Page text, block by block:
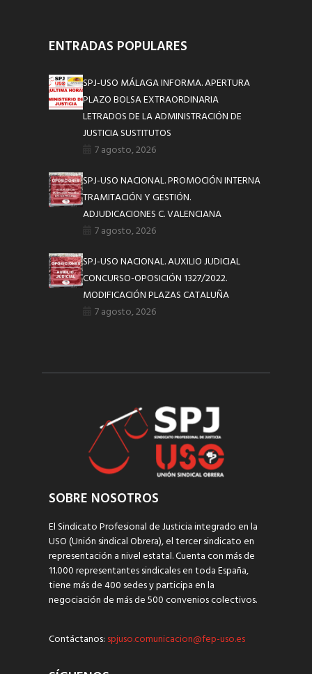
ENTRADAS POPULARES
SPJ-USO MÁLAGA INFORMA. APERTURA
PLAZO BOLSA EXTRAORDINARIA
LETRADOS DE LA ADMINISTRACIÓN DE
JUSTICIA SUSTITUTOS
7 agosto, 2026
SPJ-USO NACIONAL. PROMOCIÓN INTERNA
TRAMITACIÓN Y GESTIÓN.
ADJUDICACIONES C. VALENCIANA
7 agosto, 2026
SPJ-USO NACIONAL. AUXILIO JUDICIAL
CONCURSO-OPOSICIÓN 1327/2022.
MODIFICACIÓN PLAZAS CATALUÑA
7 agosto, 2026
SOBRE NOSOTROS
El Sindicato Profesional de Justicia integrado en la
USO (Unión sindical Obrera), el tercer sindicato en
representación a nivel estatal. Cuenta con más de
11.000 representantes sindicales en toda España,
tiene más de 400 sedes y participa en la
negociación de más de 500 convenios colectivos.
Contáctanos: spjuso.comunicacion@fep-uso.es